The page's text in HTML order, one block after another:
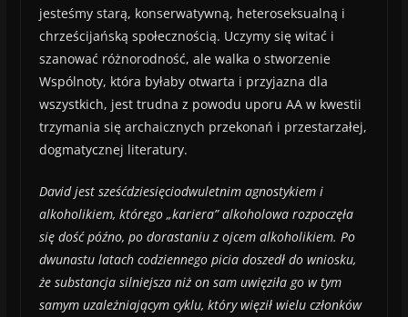
jesteśmy starą, konserwatywną, heteroseksualną i
chrześcijańską społecznością. Uczymy się witać i
szanować różnorodność, ale walka o stworzenie
Wspólnoty, która byłaby otwarta i przyjazna dla
wszystkich, jest trudna z powodu uporu AA w kwestii
trzymania się archaicznych przekonań i przestarzałej,
dogmatycznej literatury.
David jest sześćdziesięciodwuletnim agnostykiem i
alkoholikiem, którego „kariera” alkoholowa rozpoczęła
się dość późno, po dorastaniu z ojcem alkoholikiem. Po
dwunastu latach codziennego picia doszedł do wniosku,
że substancja silniejsza niż on sam uwięziła go w tym
samym uzależniającym cyklu, który więził wielu członków